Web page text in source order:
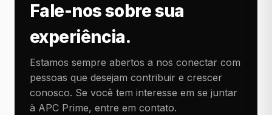
Fale-nos sobre sua
experiência.
Estamos sempre abertos a nos conectar com
pessoas que desejam contribuir e crescer
conosco. Se você tem interesse em se juntar
à APC Prime, entre em contato.